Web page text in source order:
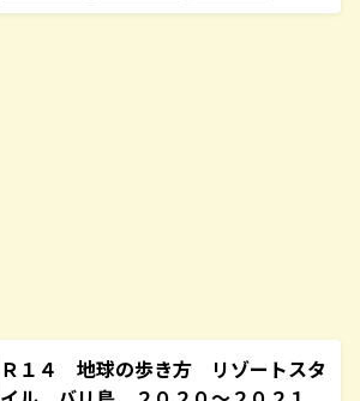
Ｒ１４ 地球の歩き方 リゾートスタ